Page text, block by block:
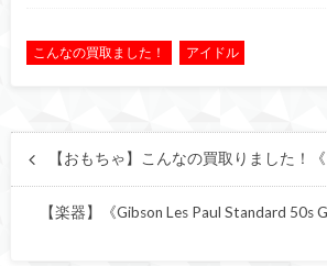
こんなの買取ました！ アイドル
【おもちゃ】こんなの買取りました！《
【楽器】《Gibson Les Paul Standard 50s